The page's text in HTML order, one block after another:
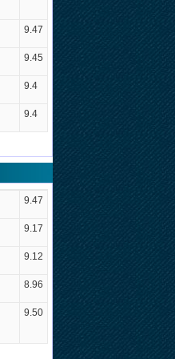
9.47
9.45
9.4
9.4
9.47
9.17
9.12
8.96
9.50